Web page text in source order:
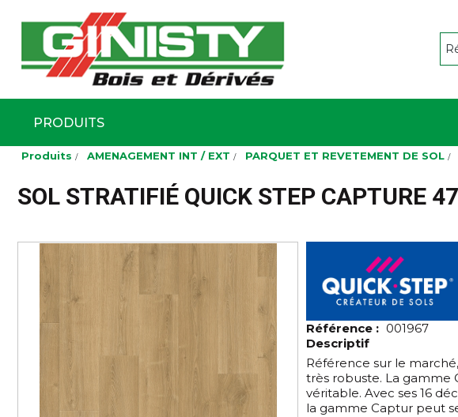
Aller
principal
PRODUITS
Produits AMENAGEMENT INT / EXT PARQUET ET REVETEMENT DE SOL
SOL STRATIFIÉ QUICK STEP CAPTURE
Référence : 001967
Descriptif
Référence sur le
très robuste. La gamme
véritable. Avec ses 16
la gamme Captur peut